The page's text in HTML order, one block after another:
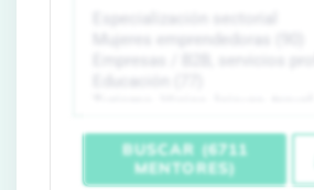
BUSCAR (6711
MENTORES)